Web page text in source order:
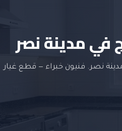
مدينة نصر
نصر. فنيون خبراء — قطع غيار